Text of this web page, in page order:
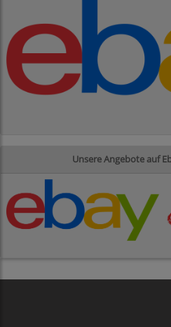
Unsere Angebote auf